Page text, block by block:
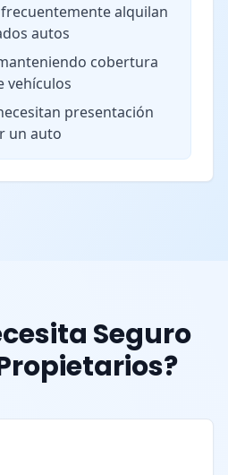
alquilan
autos
cobertura
vehículos
presentación
un auto
Seguro